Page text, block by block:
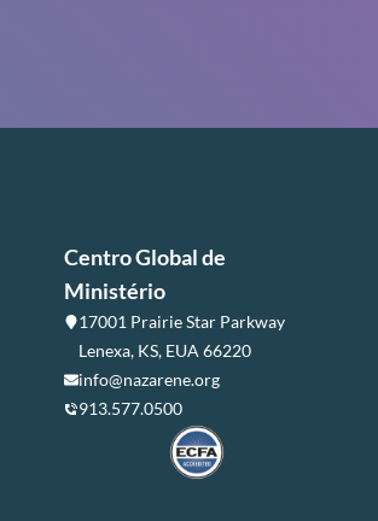
Centro Global de
Ministério
17001 Prairie Star Parkway
Lenexa, KS, EUA 66220
info@nazarene.org
913.577.0500